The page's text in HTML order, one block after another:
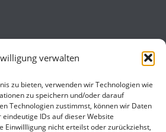
verwalten
zu bieten, verwenden wir Technologien wie
zu speichern und/oder darauf
Technologien zustimmst, können wir Daten
IDs auf dieser Website
Einwillligung nicht erteilst oder zurückziehst,